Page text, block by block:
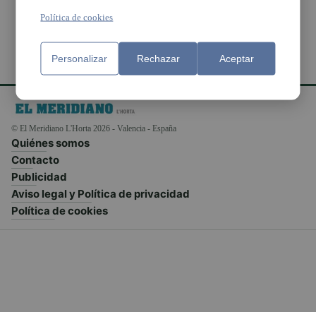
© El Meridiano L'Horta 2026 - Valencia - España
Quiénes somos
Contacto
Publicidad
Aviso legal y Política de privacidad
Política de cookies
Política de cookies
Personalizar Rechazar Aceptar